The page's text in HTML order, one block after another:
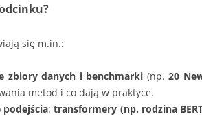
się m.in.:
zbiory danych i benchmarki (np.20
metod i co dają w praktyce.
podejścia:transformery (np. rodzina